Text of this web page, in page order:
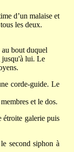
d’un malaise et
les deux.
bout duquel
jusqu'à lui. Le
corde-guide. Le
et le dos.
étroite galerie puis
second siphon à